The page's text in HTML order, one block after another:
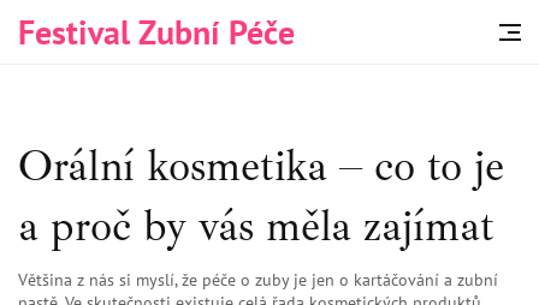
Festival Zubní Péče
Orální kosmetika – co to je
a proč by vás měla zajímat
Většina z nás si myslí, že péče o zuby je jen o kartáčování a zubní